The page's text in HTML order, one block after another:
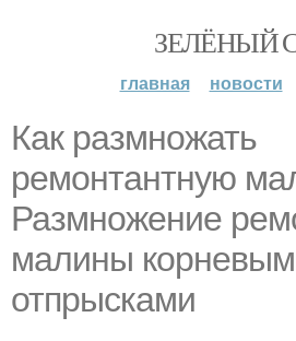
ЗЕЛЁНЫЙ
главная новости
Как размножать
ремонтантную
Размножение
малины
отпрысками